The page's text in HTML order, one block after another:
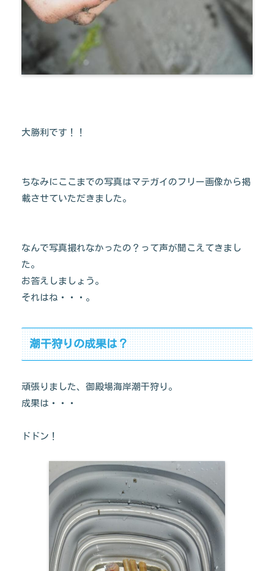
大勝利です！！
ちなみにここまでの写真はマテガイのフリー画像から掲
載させていただきました。
なんで写真撮れなかったの？って声が聞こえてきまし
た。
お答えしましょう。
それはね・・・。
潮干狩りの成果は？
頑張りました、御殿場海岸潮干狩り。
成果は・・・
ドドン！